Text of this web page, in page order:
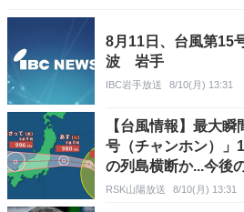
8月11日、台風第15
波 岩手
IBC岩手放送 8/10(月) 13:31
【台風情報】最大
号（チャンホン）」
の列島横断か...今後
での雨・風シミュレ
RSK山陽放送 8/10(月) 13:31